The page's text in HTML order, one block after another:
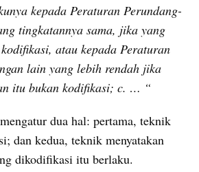
kepada Peraturan Perundang-
tingkatannya sama, jika yang
atau kepada Peraturan
lain yang lebih rendah jika
itu bukan kodifikasi; c. … “
dua hal: pertama, teknik
dan kedua, teknik menyatakan
dikodifikasi itu berlaku.